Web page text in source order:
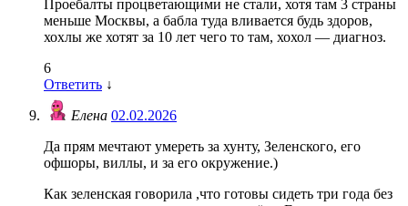
Проебалты процветающими не стали, хотя там 3 страны
меньше Москвы, а бабла туда вливается будь здоров,
хохлы же хотят за 10 лет чего то там, хохол — диагноз.
6
Ответить ↓
Елена 02.02.2026
Да прям мечтают умереть за хунту, Зеленского, его
офшоры, виллы, и за его окружение.)
Как зеленская говорила ,что готовы сидеть три года без